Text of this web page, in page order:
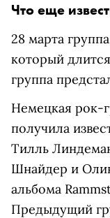
Что еще
28 марта
который
группа
Немецкая рок-
получила
Тилль
Шнайдер и
альбома
Предыдущий